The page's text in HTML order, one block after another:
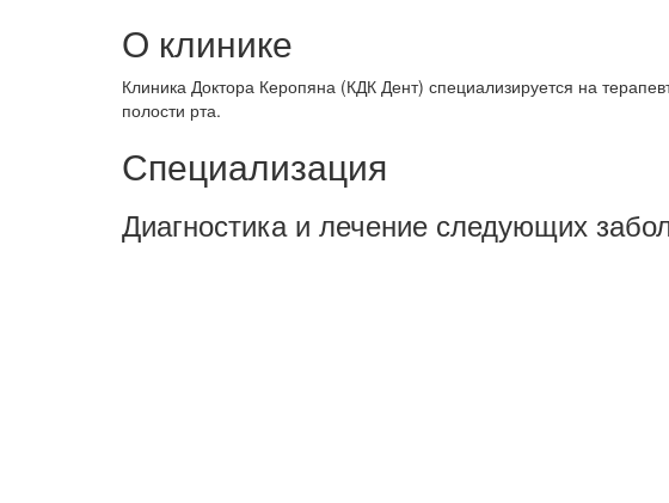
О клинике
Клиника Доктора Керопяна (КДК Дент) специализируется на
полости рта.
Специализация
Диагностика и лечение следующих